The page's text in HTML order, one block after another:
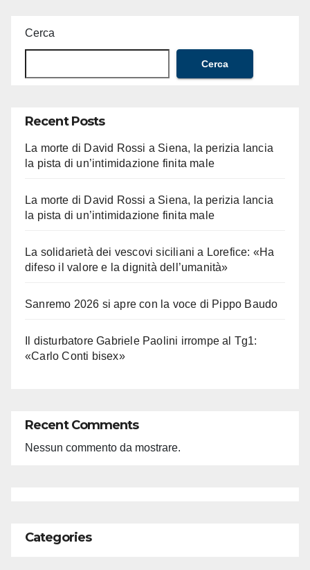
Cerca
Cerca
Recent Posts
La morte di David Rossi a Siena, la perizia lancia
la pista di un’intimidazione finita male
La morte di David Rossi a Siena, la perizia lancia
la pista di un’intimidazione finita male
La solidarietà dei vescovi siciliani a Lorefice: «Ha
difeso il valore e la dignità dell’umanità»
Sanremo 2026 si apre con la voce di Pippo Baudo
Il disturbatore Gabriele Paolini irrompe al Tg1:
«Carlo Conti bisex»
Recent Comments
Nessun commento da mostrare.
Categories